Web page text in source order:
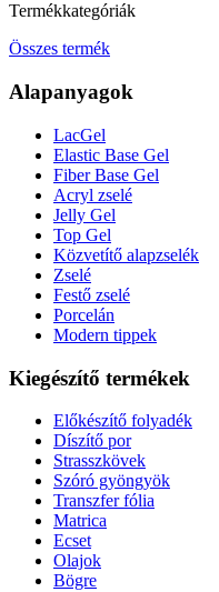
Termékkategóriák
Összes termék
Alapanyagok
LacGel
Elastic Base Gel
Fiber Base Gel
Acryl zselé
Jelly Gel
Top Gel
Közvetítő alapzselék
Zselé
Festő zselé
Porcelán
Modern tippek
Kiegészítő termékek
Előkészítő folyadék
Díszítő por
Strasszkövek
Szóró gyöngyök
Transzfer fólia
Matrica
Ecset
Olajok
Bögre